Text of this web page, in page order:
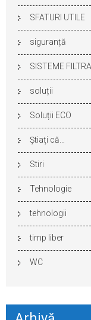
SFATURI UTILE
siguranță
SISTEME
soluții
Soluții ECO
Ştiaţi că…
Stiri
Tehnologie
tehnologii
timp liber
WC